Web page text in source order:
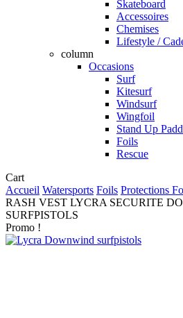
Skateboard
Accessoires
Chemises
Lifestyle /
column
Occasions
Surf
Kitesurf
Windsurf
Wingfoil
Stand Up
Foils
Rescue
CartClose
Cart
Accueil Watersports Foils Protections
RASH VEST LYCRA SECURITE
SURFPISTOLS
Promo !